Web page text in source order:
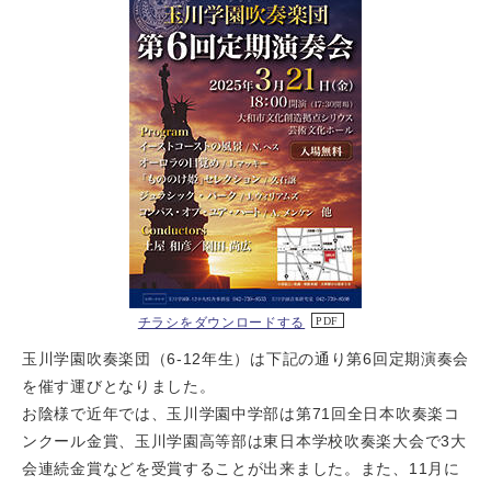
チラシをダウンロードする
玉川学園吹奏楽団（6-12年生）は下記の通り第6回定期演奏会
を催す運びとなりました。
お陰様で近年では、玉川学園中学部は第71回全日本吹奏楽コ
ンクール金賞、玉川学園高等部は東日本学校吹奏楽大会で3大
会連続金賞などを受賞することが出来ました。また、11月に